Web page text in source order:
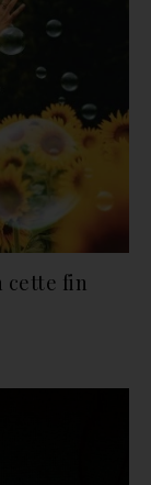
cette fin